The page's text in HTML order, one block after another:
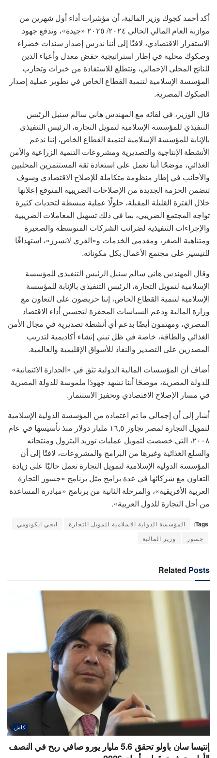
أكد أحمد كجوك وزير المالية، أن مؤشرات أداء أول شهرين من
موازنة العام المالي الحالي ٢٠٢٤/ ٢٠٢٥ «جيدة»، وتدفع جهود
الاستقرار الاقتصادي، لافتًا إلى أننا ندرس إصدار سندات خضراء
وصكوك محلية في إطار استراتيجية خفض معدل وأعباء الدين
للناتج المحلي الإجمالي، ونتطلع للاستفادة من خبرات وتجارب
المؤسسة الإسلامية لتنمية القطاع الخاص في تطوير عملية إصدار
الصكوك المصرية.
قال الوزير، في لقائه مع المهندس هاني سالم سنبل الرئيس
التنفيذي للمؤسسة الإسلامية لتمويل التجارة، الرئيس التنفيذى
بالإنابة للمؤسسة الإسلامية لتنمية القطاع الخاص، إننا ندعم
الأنشطة الإنتاجية والتصديرية ومشروعات التنمية الزراعية والأمن
الغذائي، موضحًا أننا نعمل على استعادة ثقة المستثمرين المحليين
والأجانب في إطار منظومة متكاملة للإصلاح الاقتصادي وسوف
تتضمن الحزمة الجديدة من الإصلاحات الضريبية المتوقع إعلانها
خلال الفترة القليلة المقبلة، حلولًا عملية مبسطة لتحديات كثيرة
تواجه المجتمع الضريبي، بما في ذلك تسهيل المعاملات الضريبية
والإجراءات التنفيذية لضرائب الشركات المتوسطة والصغيرة
ومتناهية الصغر، ومقدمي الخدمات و«الفري لانسرز»، استهدافًا
للتيسير على مجتمع الأعمال بكل مكوناته.
وقال المهندس هاني سالم سنبل الرئيس التنفيذي للمؤسسة
الإسلامية لتمويل التجارة، الرئيس التنفيذي بالإنابة للمؤسسة
الإسلامية لتنمية القطاع الخاص، إننا حريصون على التعاون مع
وزارة المالية ودعم السياسات المحفزة لتحسين أداء الاقتصاد
المصري، ومهتمون أيضًا بدعم أي أنشطة تصديرية في مجال الأمن
الغذائي والطاقة، خاصة في ظل تبني إنشاء أكاديمية لتدريب
المصدرين على التصدير والنفاذ للأسواق الإقليمية والعالمية.
أضاف أن المؤسسات المالية الدولية تثق في «الجدارة الائتمانية»
للدولة المصرية، موضحًا أننا نشهد جهودًا ملموسة للدولة المصرية
في مسار الإصلاح الاقتصادي وتحفيز الاستثمار.
أشار إلى أن إجمالي ما تم اعتماده من المؤسسة الدولية الإسلامية
لتمويل التجارة لمصر تجاوز ١٦,٥ مليار دولار منذ تأسيسها في عام
٢٠٠٨، التي خصصت لتمويل عمليات توريد البترول ومنتجاته
والسلع الغذائية وغيرها من البرامج والمشروعات، لافتًا إلى أن
المؤسسة الدولية الإسلامية لتمويل التجارة تعمل حاليًا على زيادة
التعاون مع شركائها في عدة برامج مثل برنامج «جسور التجارة
العربية الأفريقية»، والمرحلة الثانية من برنامج «مبادرة المساعدة
من أجل التجارة للدول العربية».
Tags: المؤسسة الدولية الاسلامية لتمويل التجارة
ايجي ايكونومي
جسور
وزير المالية
Related Posts
كاش
إنتيسا سان باولو تحقق 5.6 مليار يورو صافي ربح في النصف